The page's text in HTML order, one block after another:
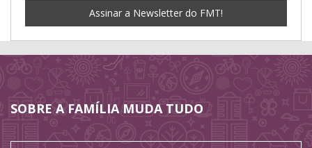
SOBRE A FAMÍLIA MUDA TUDO